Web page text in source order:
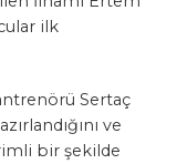
ilk
Sertaç
ve
bir şekilde